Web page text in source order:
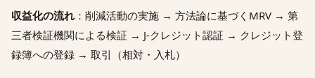
収益化の流れ ：削減活動の実施 → 方法論に基づくMRV → 第
三者検証機関による検証 → J-クレジット認証 → クレジット登
録簿への登録 → 取引（相対・入札）